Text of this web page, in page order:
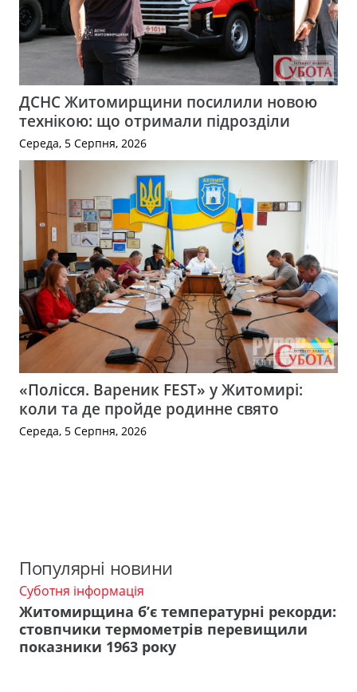
ДСНС Житомирщини посилили новою
технікою: що отримали підрозділи
Середа, 5 Серпня, 2026
«Полісся. Вареник FEST» у Житомирі:
коли та де пройде родинне свято
Середа, 5 Серпня, 2026
Популярні новини
Суботня інформація
Житомирщина б’є температурні рекорди:
стовпчики термометрів перевищили
показники 1963 року